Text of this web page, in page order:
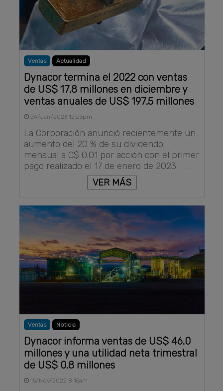
Ventas Actualidad
Dynacor termina el 2022 con ventas
de US$ 17.8 millones en diciembre y
ventas anuales de US$ 197.5 millones
24/Jan/2023 12:23pm
La Corporación anunció recientemente un
aumento del 20 % de su dividendo
mensual a C$ 0.01 por acción con el primer
pago realizado el 17 de enero de 2023. . . .
VER MÁS
Ventas Noticia
Dynacor informa ventas de US$ 46.0
millones y una utilidad neta trimestral
de US$ 0.8 millones
15/Nov/2022 8:15am